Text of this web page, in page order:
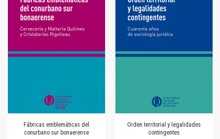
Fábricas emblemáticas del
conurbano sur bonaerense
Orden territorial y legalidades
contingentes